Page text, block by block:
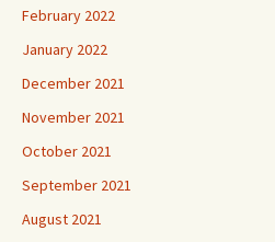
February 2022
January 2022
December 2021
November 2021
October 2021
September 2021
August 2021